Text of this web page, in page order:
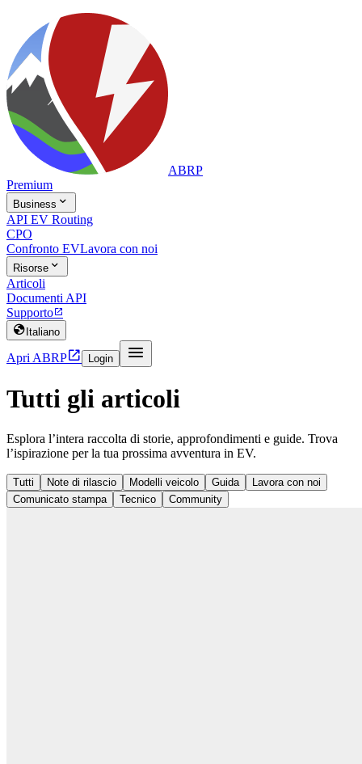
ABRP
Premium
Business 
API EV Routing
CPO
Confronto EVLavora con noi
Risorse 
Articoli
Documenti API
Supporto
 Italiano
Apri ABRP Login 
Tutti gli articoli
Esplora l’intera raccolta di storie, approfondimenti e guide. Trova
l’ispirazione per la tua prossima avventura in EV.
Tutti Note di rilascio Modelli veicolo Guida
Lavora con noi
Comunicato stampa
Tecnico Community